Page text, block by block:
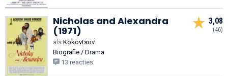
Nicholas and Alexandra
(1971)
als Kokovtsov
Biografie / Drama
13 reacties
3,08
(46)